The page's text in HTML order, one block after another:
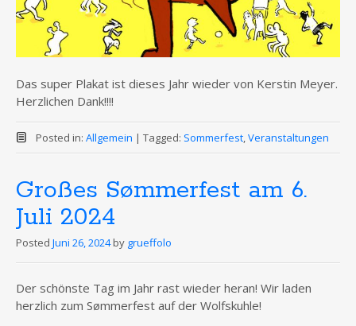
Das super Plakat ist dieses Jahr wieder von Kerstin Meyer.
Herzlichen Dank!!!!
Posted in: Allgemein | Tagged: Sommerfest,Veranstaltungen
Großes Sømmerfest am 6.
Juli 2024
Posted Juni 26, 2024 by grueffolo
Der schönste Tag im Jahr rast wieder heran! Wir laden
herzlich zum Sømmerfest auf der Wolfskuhle!